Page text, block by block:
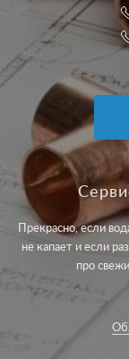
Прекрасно, если
не капает и если
про